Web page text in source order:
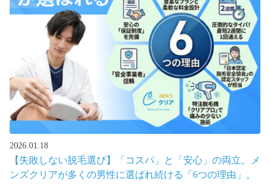
2026.01.18
【失敗しない脱毛選び】「コスパ」と「安心」の両立。メ
ンズクリアが多くの男性に選ばれ続ける「6つの理由」。